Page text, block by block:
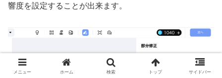
響度を設定することが出来ます。
メニュー ホーム 検索 トップ サイドバー